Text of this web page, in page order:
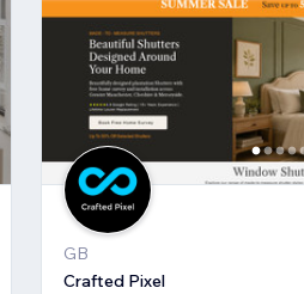
GB
Crafted Pixel